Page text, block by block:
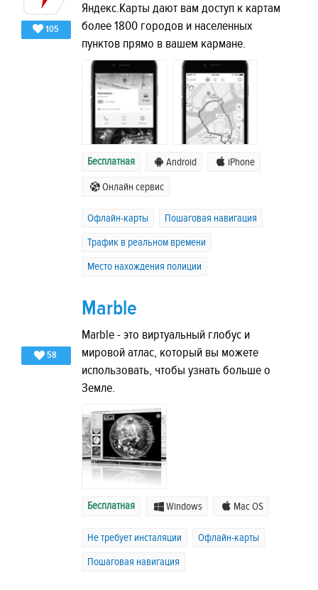
105
Яндекс.Карты дают вам доступ к картам
более 1800 городов и населенных
пунктов прямо в вашем кармане.
Бесплатная Android iPhone
Онлайн сервис
Офлайн-карты
Пошаговая навигация
Трафик в реальном времени
Место нахождения полиции
58
Marble
Мarble - это виртуальный глобус и
мировой атлас, который вы можете
использовать, чтобы узнать больше о
Земле.
Бесплатная Windows Mac OS
Не требует инсталяции
Офлайн-карты
Пошаговая навигация